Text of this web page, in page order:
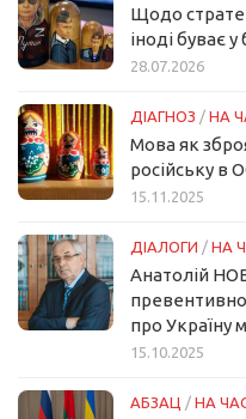
Щодо
іноді буває у
28.07.2026
ДІАГНОЗ / НА
Мова як
російську в
15.11.2025
ДІАЛОГИ / НА
Анатолій
про Україну
15.10.2025
АБЗАЦ / НА